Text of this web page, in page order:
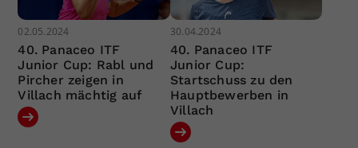
02.05.2024
40. Panaceo ITF
Junior Cup: Rabl und
Pircher zeigen in
Villach mächtig auf
30.04.2024
40. Panaceo ITF
Junior Cup:
Startschuss zu den
Hauptbewerben in
Villach